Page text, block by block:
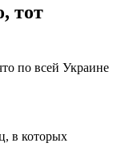
тот
по всей Украине
в которых